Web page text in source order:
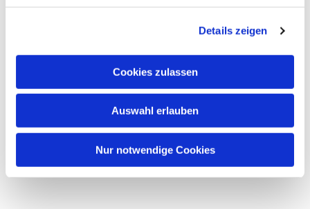
Details zeigen
Cookies zulassen
Auswahl erlauben
Nur notwendige Cookies